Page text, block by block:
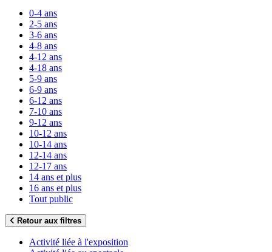
0-4 ans
2-5 ans
3-6 ans
4-8 ans
4-12 ans
4-18 ans
5-9 ans
6-9 ans
6-12 ans
7-10 ans
9-12 ans
10-12 ans
10-14 ans
12-14 ans
12-17 ans
14 ans et plus
16 ans et plus
Tout public
Retour aux filtres
Activité liée à l'exposition